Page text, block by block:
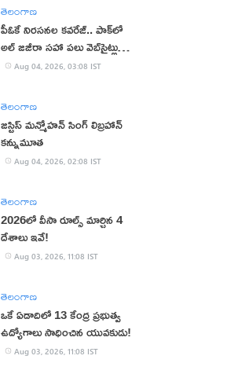
తెలంగాణ
పీఓకే నిరసనల కవరేజ్.. పాక్‌లో
అల్ జజీరా సహా పలు వెబ్‌సైట్లు
బంద్Aug 04, 2026, 03:08 IST
తెలంగాణ
జస్టిస్ మన్మోహన్ సింగ్ లిబ్రహాన్
కన్నుమూత
Aug 04, 2026, 02:08 IST
తెలంగాణ
2026లో వీసా రూల్స్ మార్చిన 4
దేశాలు ఇవే!
Aug 03, 2026, 11:08 IST
తెలంగాణ
ఒకే ఏడాదిలో 13 కేంద్ర ప్రభుత్వ
ఉద్యోగాలు సాధించిన యువకుడు!
Aug 03, 2026, 11:08 IST